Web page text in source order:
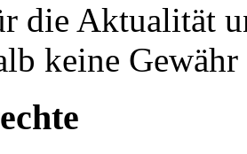
die Aktualität
keine